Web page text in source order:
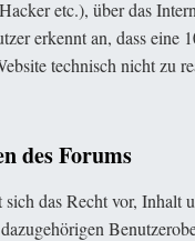
etc.), über das
erkennt an, dass eine
technisch nicht zu
des Forums
das Recht vor, Inhalt